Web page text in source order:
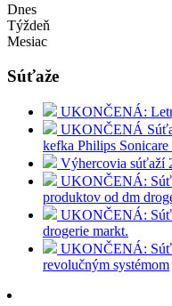
Dnes
Týždeň
Mesiac
Súťaže
UKONČENÁ:
UKONČENÁ
kefka Philips Sonicare
Výhercovia súťaží
UKONČENÁ:
produktov od dm
UKONČENÁ:
drogerie markt.
UKONČENÁ:
revolučným systémom